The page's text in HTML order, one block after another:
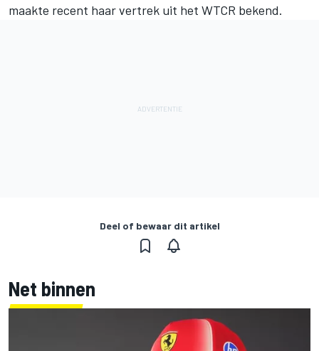
maakte recent haar vertrek uit het WTCR bekend.
Deel of bewaar dit artikel
Net binnen